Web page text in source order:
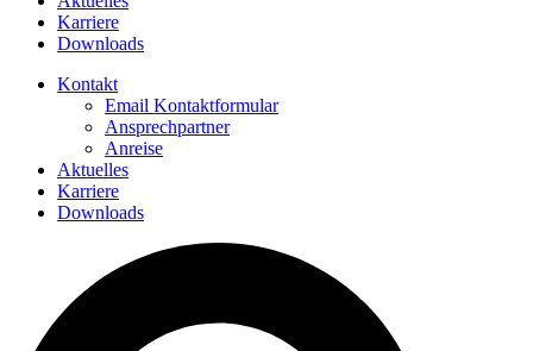
Karriere
Downloads
Kontakt
Email Kontaktformular
Ansprechpartner
Anreise
Aktuelles
Karriere
Downloads